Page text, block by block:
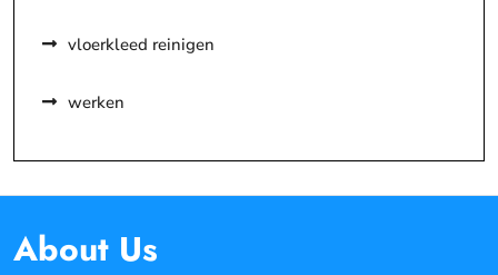
vloerkleed reinigen
werken
About Us